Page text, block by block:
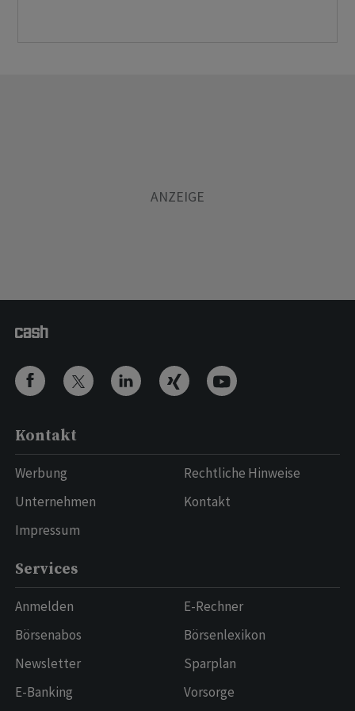
Kontakt
Werbung
Unternehmen
Impressum
Rechtliche Hinweise
Kontakt
Services
Anmelden
Börsenabos
Newsletter
E-Banking
E-Rechner
Börsenlexikon
Sparplan
Vorsorge